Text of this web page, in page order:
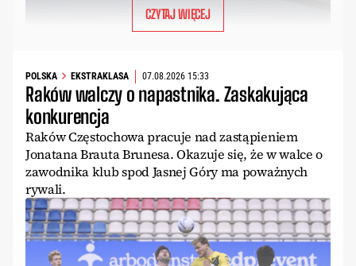
CZYTAJ WIĘCEJ
POLSKA EKSTRAKLASA 07.08.2026 15:33
Raków walczy o napastnika. Zaskakująca
konkurencja
Raków Częstochowa pracuje nad zastąpieniem
Jonatana Brauta Brunesa. Okazuje się, że w walce o
zawodnika klub spod Jasnej Góry ma poważnych
rywali.